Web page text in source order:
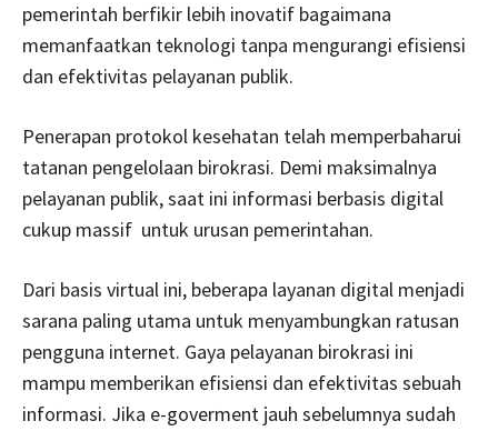
pemerintah berfikir lebih inovatif bagaimana
memanfaatkan teknologi tanpa mengurangi efisiensi
dan efektivitas pelayanan publik.
Penerapan protokol kesehatan telah memperbaharui
tatanan pengelolaan birokrasi. Demi maksimalnya
pelayanan publik, saat ini informasi berbasis digital
cukup massif untuk urusan pemerintahan.
Dari basis virtual ini, beberapa layanan digital menjadi
sarana paling utama untuk menyambungkan ratusan
pengguna internet. Gaya pelayanan birokrasi ini
mampu memberikan efisiensi dan efektivitas sebuah
informasi. Jika e-goverment jauh sebelumnya sudah